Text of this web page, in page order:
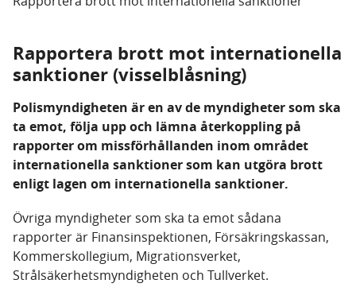
Rapportera brott mot internationella
sanktioner (visselblåsning)
Polismyndigheten är en av de myndigheter som ska
ta emot, följa upp och lämna återkoppling på
rapporter om missförhållanden inom området
internationella sanktioner som kan utgöra brott
enligt lagen om internationella sanktioner.
Övriga myndigheter som ska ta emot sådana
rapporter är Finansinspektionen, Försäkringskassan,
Kommerskollegium, Migrationsverket,
Strålsäkerhetsmyndigheten och Tullverket.